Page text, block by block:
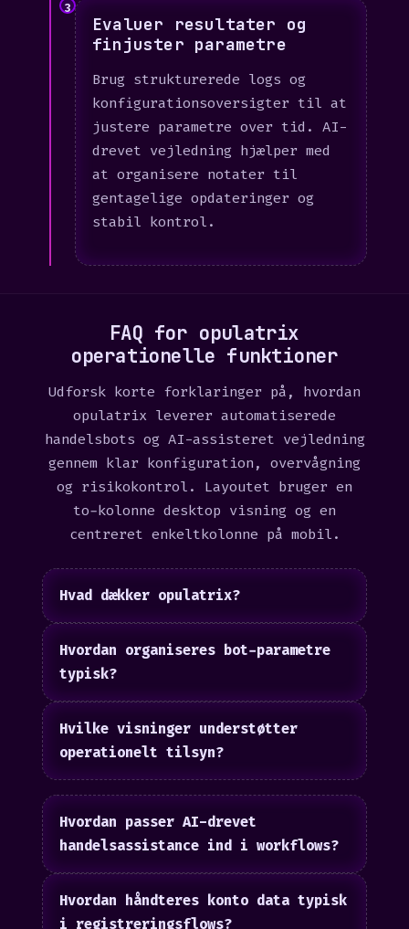
3
Evaluer resultater og
finjuster parametre
Brug strukturerede logs og
konfigurationsoversigter til at
justere parametre over tid. AI-
drevet vejledning hjælper med
at organisere notater til
gentagelige opdateringer og
stabil kontrol.
FAQ for opulatrix
operationelle funktioner
Udforsk korte forklaringer på, hvordan
opulatrix leverer automatiserede
handelsbots og AI-assisteret vejledning
gennem klar konfiguration, overvågning
og risikokontrol. Layoutet bruger en
to-kolonne desktop visning og en
centreret enkeltkolonne på mobil.
Hvad dækker opulatrix?
Hvordan organiseres bot-parametre
typisk?
Hvilke visninger understøtter
operationelt tilsyn?
Hvordan passer AI-drevet
handelsassistance ind i workflows?
Hvordan håndteres konto data typisk
i registreringsflows?